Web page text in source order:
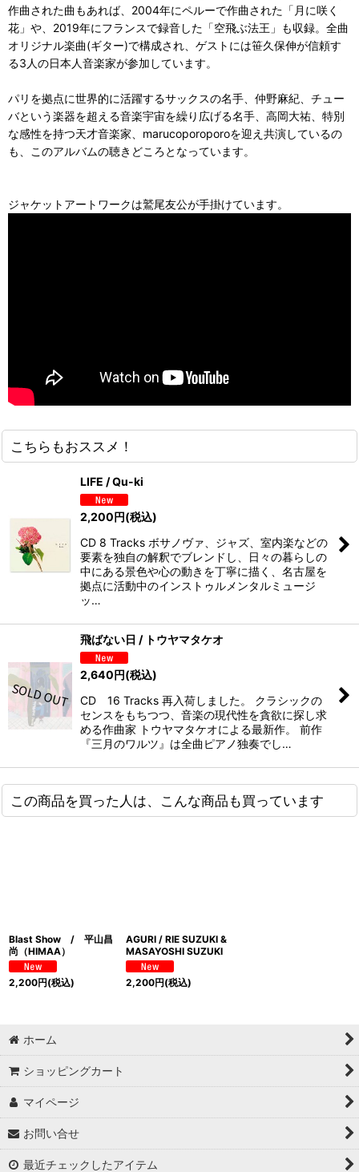
作曲された曲もあれば、2004年にペルーで作曲された「月に咲く
花」や、2019年にフランスで録音した「空飛ぶ法王」も収録。全曲
オリジナル楽曲(ギター)で構成され、ゲストには笹久保伸が信頼す
る3人の日本人音楽家が参加しています。
パリを拠点に世界的に活躍するサックスの名手、仲野麻紀、チュー
バという楽器を超える音楽宇宙を繰り広げる名手、高岡大祐、特別
な感性を持つ天才音楽家、marucoporoporoを迎え共演しているの
も、このアルバムの聴きどころとなっています。
ジャケットアートワークは鷲尾友公が手掛けています。
こちらもおススメ！
LIFE / Qu-ki
2,200円(税込)
CD 8 Tracks ボサノヴァ、ジャズ、室内楽などの
要素を独自の解釈でブレンドし、日々の暮らしの
中にある景色や心の動きを丁寧に描く、名古屋を
拠点に活動中のインストゥルメンタルミュージ
ッ…
飛ばない日 / トウヤマタケオ
2,640円(税込)
CD 16 Tracks 再入荷しました。 クラシックの
センスをもちつつ、音楽の現代性を貪欲に探し求
める作曲家 トウヤマタケオによる最新作。 前作
『三月のワルツ』は全曲ピアノ独奏でし…
この商品を買った人は、こんな商品も買っています
Blast Show / 平山昌
尚（HIMAA）
2,200円(税込)
AGURI / RIE SUZUKI &
MASAYOSHI SUZUKI
2,200円(税込)
ホーム
ショッピングカート
マイページ
お問い合せ
最近チェックしたアイテム